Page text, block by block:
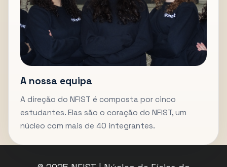
A nossa equipa
A direção do NFIST é composta por cinco
estudantes. Elas são o coração do NFIST, um
núcleo com mais de 40 integrantes.